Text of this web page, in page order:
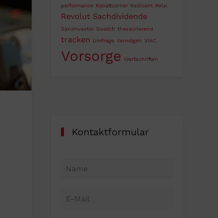
performance Rabattcorner Radicant Relai
Revolut Sachdividende
SaxoInvestor Swatch thesaurierend
tracken Umfrage Vermögen VIAC
Vorsorge Wertschriften
Kontaktformular